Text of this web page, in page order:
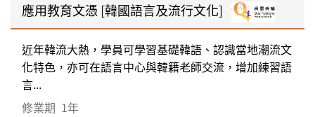
應用教育文憑 [韓國語言及流行文化]
近年韓流大熱，學員可學習基礎韓語、認識當地潮流文
化特色，亦可在語言中心與韓籍老師交流，增加練習語
言...
修業期 1年